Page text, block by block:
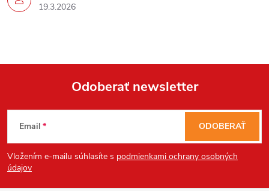
u
19.3.2026
Z
á
p
Odoberať newsletter
Email
Vložením e-mailu súhlasíte s podmienkami ochrany osobných
údajov
ODOBERAŤ